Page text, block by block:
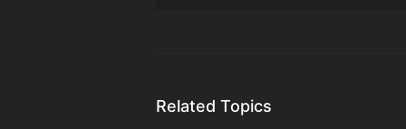
Related Topics